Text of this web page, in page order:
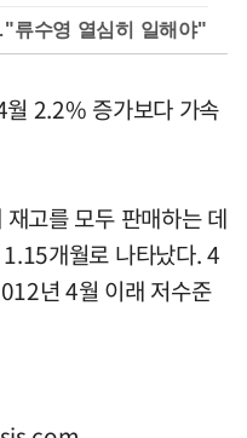
류수영 열심히 일해야"
2.2% 증가보다 가속
고를 모두 판매하는 데
개월로 나타났다. 4
년 4월 이래 저수준